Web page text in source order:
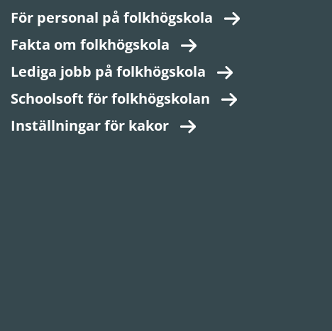
För personal på folkhögskola
Fakta om folkhögskola
Lediga jobb på folkhögskola
Schoolsoft för folkhögskolan
Inställningar för kakor